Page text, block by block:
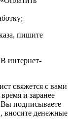
пишите
интернет-
свяжется с вами
и заранее
подписываете
вносите денежные